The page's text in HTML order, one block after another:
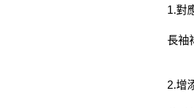
1.對
長袖
2.增